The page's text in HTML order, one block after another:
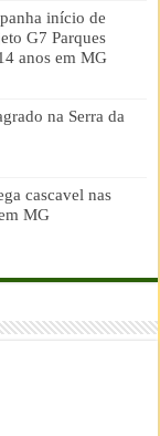
início de
G7 Parques
anos em MG
na Serra da
cascavel nas
MG